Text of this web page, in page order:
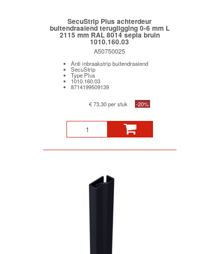
SecuStrip Plus achterdeur
buitendraaiend terugligging 0-6 mm L
2115 mm RAL 8014 sepia bruin
1010.160.03
A50750025
Anti inbraakstrip buitendraaiend
SecuStrip
Type Plus
1010.160.03
8714199509139
€ 73,30 per stuk -20%